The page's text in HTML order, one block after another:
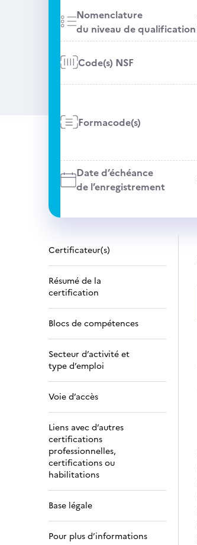
Nomenclature
du niveau de qualification
Code(s) NSF
Formacode(s)
Date d’échéance
de l’enregistrement
Certificateur(s)
Résumé de la
certification
Blocs de compétences
Secteur d’activité et
type d’emploi
Voie d’accès
Liens avec d’autres
certifications
professionnelles,
certifications ou
habilitations
Base légale
Pour plus d’informations